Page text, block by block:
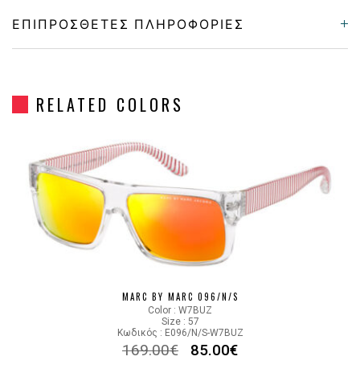
ΕΠΙΠΡΌΣΘΕΤΕΣ ΠΛΗΡΟΦΟΡΊΕΣ
Material Κοκκάλινο
VIOLET
Lens Color GRADIENT GRAY
Color code DRLIE
RELATED COLORS
MARC BY MARC 096/N/S
Color : W7BUZ
Size : 57
Κωδικός : E096/N/S-W7BUZ
169.00€ 85.00€